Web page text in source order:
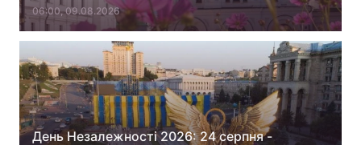
06:00, 09.08.2026
День Незалежності 2026: 24 серпня -